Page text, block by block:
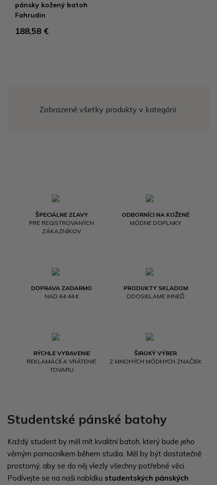
pánsky kožený batoh
Fahrudin
188,58 €
Zobrazené všetky produkty v kategórii.
ŠPECIÁLNE ZĽAVY
PRE REGISTROVANÝCH
ZÁKAZNÍKOV
ODBORNÍCI NA KOŽENÉ
MÓDNE DOPLNKY
DOPRAVA ZADARMO
NAD 64.44 €
PRODUKTY SKLADOM
ODOSIELAME IHNEĎ
RÝCHLE VYBAVENIE
REKLAMÁCIÍ A VRÁTENIE
TOVARU
ŠIROKÝ VÝBER
Z MNOHÝCH MÓDNYCH ZNAČIEK
Studentské pánské batohy
Každý student by měl mít kvalitní batoh, který bude jeho
věrným pomocníkem během studia. Měl by být dostatečně
prostorný, aby se do něj vlezly všechny potřebné věci.
Podívejte se na naši nabídku studentských pánských